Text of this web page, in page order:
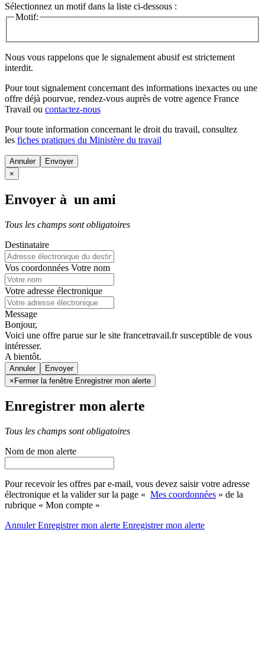
Sélectionnez un motif dans la liste ci-dessous :
Motif:
Nous vous rappelons que le signalement abusif est strictement
interdit.
Pour tout signalement concernant des informations inexactes ou une
offre déjà pourvue, rendez-vous auprès de votre agence France
Travail ou contactez-nous
Pour toute information concernant le droit du travail, consultez
les fiches pratiques du Ministère du travail
Annuler
×
Envoyer à un ami
Tous les champs sont obligatoires
Destinataire
Vos coordonnées Votre nom
Votre adresse électronique
Message
Bonjour,
Voici une offre parue sur le site francetravail.fr susceptible de vous
intéresser.
A bientôt.
Annuler
×Fermer la fenêtre Enregistrer mon alerte
Enregistrer mon alerte
Tous les champs sont obligatoires
Nom de mon alerte
Pour recevoir les offres par e-mail, vous devez saisir votre adresse
électronique et la valider sur la page « Mes coordonnées » de la
rubrique « Mon compte »
AnnulerEnregistrer mon alerte Enregistrermon alerte